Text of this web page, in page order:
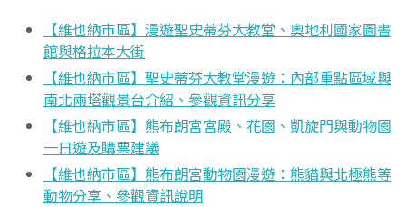
【維也納市區】漫遊聖史蒂芬大教堂、奧地利國家圖書
館與格拉本大街
【維也納市區】聖史蒂芬大教堂漫遊：內部重點區域與
南北兩塔觀景台介紹、參觀資訊分享
【維也納市區】熊布朗宮宮殿、花園、凱旋門與動物園
一日遊及購票建議
【維也納市區】熊布朗宮動物園漫遊：熊貓與北極熊等
動物分享、參觀資訊說明